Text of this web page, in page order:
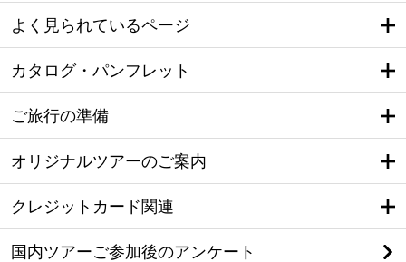
よく見られているページ
カタログ・パンフレット
ご旅行の準備
オリジナルツアーのご案内
クレジットカード関連
国内ツアーご参加後のアンケート